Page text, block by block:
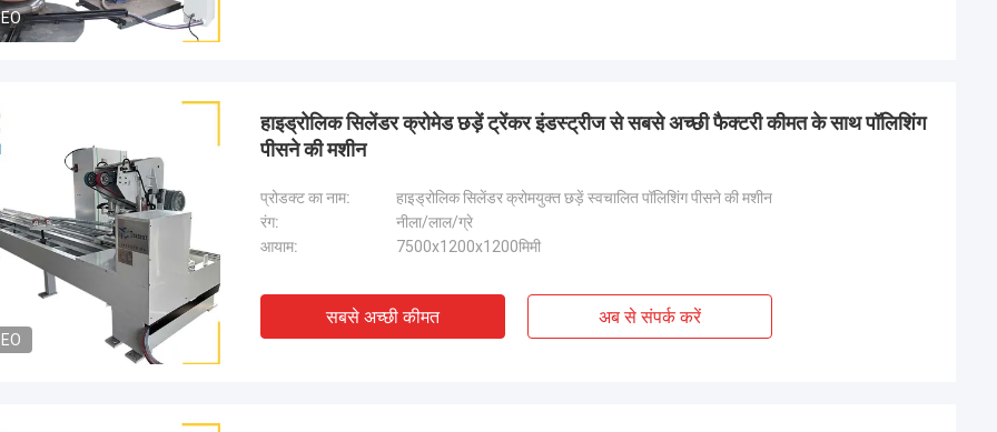
हाइड्रोलिक सिलेंडर क्रोमेड छड़ें ट्रेंकर इंडस्ट्रीज से सबसे अच्छी फैक्टरी कीमत के साथ पॉलिशिंग
पीसने की मशीन
प्रोडक्ट का नाम:
हाइड्रोलिक सिलेंडर क्रोमयुक्त छड़ें स्वचालित पॉलिशिंग पीसने की मशीन
रंग:
नीला/लाल/ग्रे
आयाम:
7500x1200x1200मिमी
सबसे अच्छी कीमत अब से संपर्क करें